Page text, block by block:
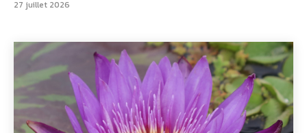
27 juillet 2026